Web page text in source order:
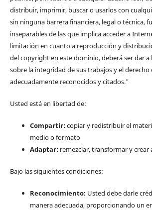
distribuir, imprimir, buscar o usarlos con
sin ninguna barrera financiera, legal o técnica,
inseparables de las que implica acceder a
limitación en cuanto a reproducción y
del copyright en este dominio, deberá ser dar
sobre la integridad de sus trabajos y el derecho
adecuadamente reconocidos y citados."
Usted está en libertad de:
Compartir:copiar y redistribuir el
medio o formato
Adaptar:remezclar, transformar y crear
Bajo las siguientes condiciones:
Reconocimiento:Usted debe darle
manera adecuada, proporcionando un